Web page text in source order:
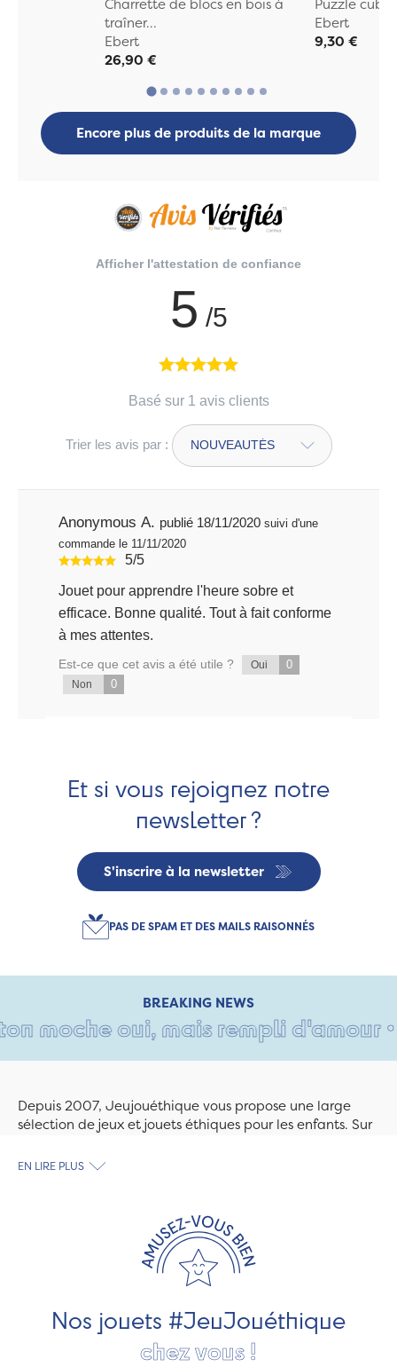
Charrette de blocs en bois à
traîner...
Ebert
26,90 €
Puzzle
Ebert
9,30 €
Encore plus de produits de la marque
Afficher l'attestation de confiance
5 /5
Basé sur 1 avis clients
Trier les avis par :
Anonymous A. publié 18/11/2020 suivi d'une
commande le 11/11/2020
5/5
Jouet pour apprendre l'heure sobre et
efficace. Bonne qualité. Tout à fait conforme
à mes attentes.
Est-ce que cet avis a été utile ? Oui 0
Non 0
Et si vous rejoignez notre
newsletter ?
S'inscrire à la newsletter
PAS DE SPAM ET DES MAILS RAISONNÉS
BREAKING NEWS
oui, mais rempli d'amour •
Depuis 2007, Jeujouéthique vous propose une large
sélection de jeux et jouets éthiques pour les enfants. Sur
découvrez le plus grand choix de jouets en bois
les jeux et jouets en bois de qualité et engagés dans le
développement durable. Ils nous fabriquent des jouets
pour les jeunes enfants, des jeux d'éveil, des jeux de
société, des jouets d'imitation, des jeux de plein air, ... et
EN LIRE PLUS
Nos jouets #JeuJouéthique
chez vous !